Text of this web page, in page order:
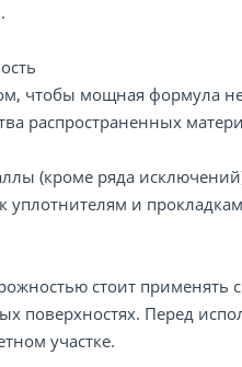
чтобы мощная формула
распространенных
(кроме ряда
и
стоит применять
поверхностях. Перед
участке.